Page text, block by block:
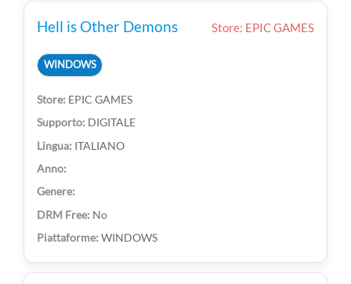
Hell is Other Demons Store: EPIC GAMES
WINDOWS
EPIC GAMES
DIGITALE
ITALIANO
No
WINDOWS